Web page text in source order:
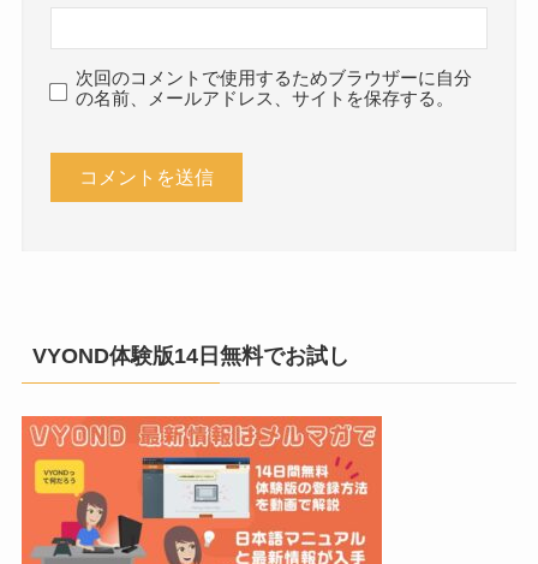
次回のコメントで使用するためブラウザーに自分
の名前、メールアドレス、サイトを保存する。
VYOND体験版14日無料でお試し